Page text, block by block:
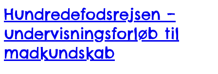
Hundredefodsrejsen –
undervisningsforløb til
madkundskab